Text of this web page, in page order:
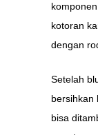
kotoran
dengan
Setelah
bersihkan
bisa